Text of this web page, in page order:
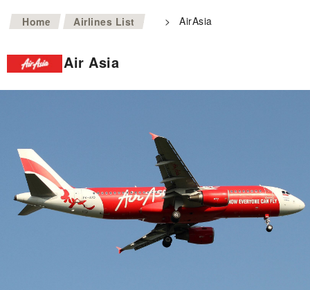
Home >
Airlines List > AirAsia
Air Asia